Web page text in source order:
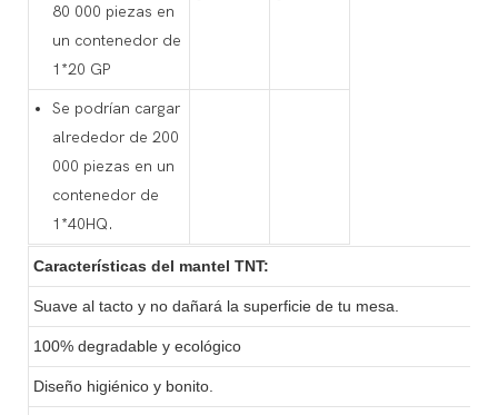
80 000 piezas en
un contenedor de
1*20 GP
Se podrían cargar
alrededor de 200
000 piezas en un
contenedor de
1*40HQ.
Características del mantel TNT:
Suave al tacto y no dañará la superficie de tu mesa.
100% degradable y ecológico
Diseño higiénico y bonito.